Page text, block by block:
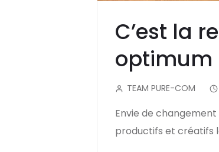
C’est la
optimum
TEAM PURE-COM
Envie de
productifs et créatifs